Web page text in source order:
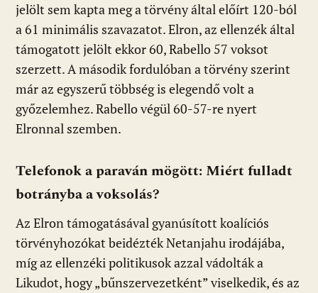
jelölt sem kapta meg a törvény által előírt 120-ból
a 61 minimális szavazatot. Elron, az ellenzék által
támogatott jelölt ekkor 60, Rabello 57 voksot
szerzett. A második fordulóban a törvény szerint
már az egyszerű többség is elegendő volt a
győzelemhez. Rabello végül 60-57-re nyert
Elronnal szemben.
Telefonok a paraván mögött: Miért fulladt
botrányba a voksolás?
Az Elron támogatásával gyanúsított koalíciós
törvényhozókat beidézték Netanjahu irodájába,
míg az ellenzéki politikusok azzal vádolták a
Likudot, hogy „bűnszervezetként” viselkedik, és az